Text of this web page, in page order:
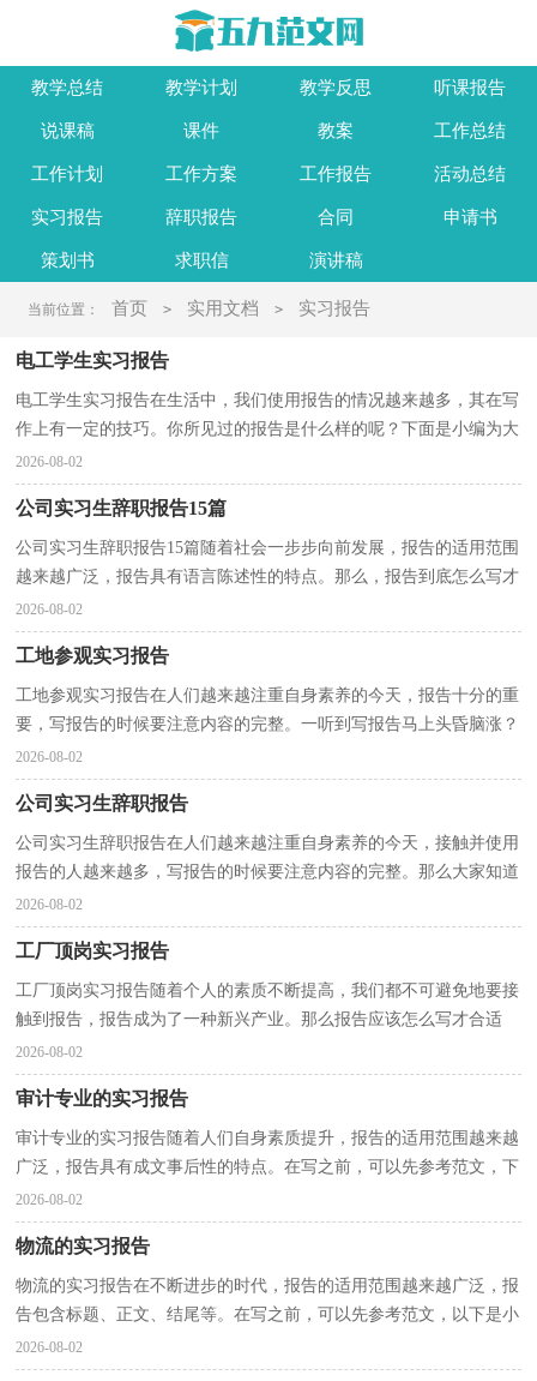
教学总结 教学计划 教学反思 听课报告
说课稿 课件 教案 工作总结
工作计划 工作方案 工作报告 活动总结
实习报告 辞职报告 合同 申请书
策划书 求职信 演讲稿
当前位置： 首页 > 实用文档 > 实习报告
电工学生实习报告
电工学生实习报告在生活中，我们使用报告的情况越来越多，其在写
作上有一定的技巧。你所见过的报告是什么样的呢？下面是小编为大
家收集的电工学生实习报告，供大家参考借鉴，希望可以...
2026-08-02
公司实习生辞职报告15篇
公司实习生辞职报告15篇随着社会一步步向前发展，报告的适用范围
越来越广泛，报告具有语言陈述性的特点。那么，报告到底怎么写才
合适呢？下面是小编整理的公司实习生辞职报告，希望能...
2026-08-02
工地参观实习报告
工地参观实习报告在人们越来越注重自身素养的今天，报告十分的重
要，写报告的时候要注意内容的完整。一听到写报告马上头昏脑涨？
以下是小编为大家收集的工地参观实习报告，欢迎大家...
2026-08-02
公司实习生辞职报告
公司实习生辞职报告在人们越来越注重自身素养的今天，接触并使用
报告的人越来越多，写报告的时候要注意内容的完整。那么大家知道
标准正式的报告格式吗？以下是小编帮大家整理的公...
2026-08-02
工厂顶岗实习报告
工厂顶岗实习报告随着个人的素质不断提高，我们都不可避免地要接
触到报告，报告成为了一种新兴产业。那么报告应该怎么写才合适
呢？以下是小编为大家整理的工厂顶岗实习报告，欢迎大...
2026-08-02
审计专业的实习报告
审计专业的实习报告随着人们自身素质提升，报告的适用范围越来越
广泛，报告具有成文事后性的特点。在写之前，可以先参考范文，下
面是小编为大家收集的审计专业的实习报告，希望能够帮...
2026-08-02
物流的实习报告
物流的实习报告在不断进步的时代，报告的适用范围越来越广泛，报
告包含标题、正文、结尾等。在写之前，可以先参考范文，以下是小
编为大家收集的物流的实习报告，仅供参考，欢迎大家阅读...
2026-08-02